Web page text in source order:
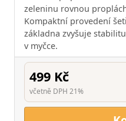
zeleninu rovnou
Kompaktní provedení
základna zvyšuje
v myčce.
499 Kč
včetně DPH 21%